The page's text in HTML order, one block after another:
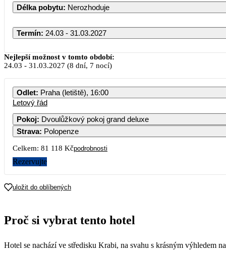
Délka pobytu: Nerozhoduje
Termín: 24.03 - 31.03.2027
Nejlepší možnost v tomto období:
24.03 - 31.03.2027 (8 dní, 7 nocí)
Odlet: Praha (letiště), 16:00
Letový řád
Pokoj: Dvoulůžkový pokoj grand deluxe
Strava: Polopenze
Celkem: 81 118 Kčpodrobnosti
Rezervujte
uložit do oblíbených
Proč si vybrat tento hotel
Hotel se nachází ve středisku Krabi, na svahu s krásným výhledem